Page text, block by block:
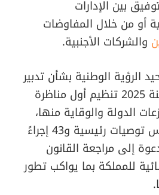
بين الإدارات
أو من خلال المفاوضات
والشركات الأجنبية.
الرؤية الوطنية بشأن تدبير
المنازعات، شهدت سنة 2025 تنظيم أول مناظرة
الدولة والوقاية منها،
أسفرت عن إصدار خمس توصيات رئيسية و43 إجراءً
إلى مراجعة القانون
للمملكة بما يواكب تطور